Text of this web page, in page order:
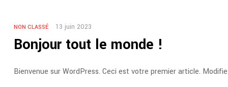
NON CLASSÉ 13 juin 2023
Bonjour tout le monde !
Bienvenue sur WordPress. Ceci est votre premier article.